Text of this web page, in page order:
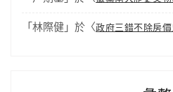
「 林際健 」於〈政府三錯不除房